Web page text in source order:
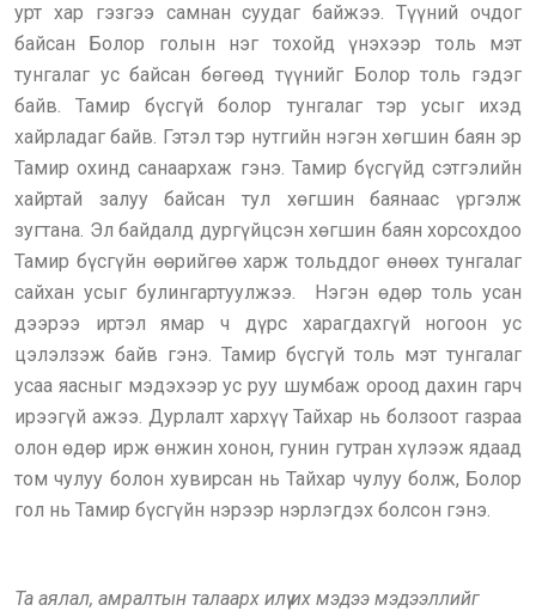
урт хар гэзгээ самнан суудаг байжээ. Түүний очдог
байсан Болор голын нэг тохойд үнэхээр толь мэт
тунгалаг ус байсан бөгөөд түүнийг Болор толь гэдэг
байв. Тамир бүсгүй болор тунгалаг тэр усыг ихэд
хайрладаг байв. Гэтэл тэр нутгийн нэгэн хөгшин баян эр
Тамир охинд санаархаж гэнэ. Тамир бүсгүйд сэтгэлийн
хайртай залуу байсан тул хөгшин баянаас үргэлж
зугтана. Эл байдалд дургүйцсэн хөгшин баян хорсохдоо
Тамир бүсгүйн өөрийгөө харж тольддог өнөөх тунгалаг
сайхан усыг булингартуулжээ. Нэгэн өдөр толь усан
дээрээ иртэл ямар ч дүрс харагдахгүй ногоон ус
цэлэлзэж байв гэнэ. Тамир бүсгүй толь мэт тунгалаг
усаа яасныг мэдэхээр ус руу шумбаж ороод дахин гарч
ирээгүй ажээ. Дурлалт хархүү Тайхар нь болзоот газраа
олон өдөр ирж өнжин хонон, гунин гутран хүлээж ядаад
том чулуу болон хувирсан нь Тайхар чулуу болж, Болор
гол нь Тамир бүсгүйн нэрээр нэрлэгдэх болсон гэнэ.
Та аялал, амралтын талаарх илүү их мэдээ мэдээллийг